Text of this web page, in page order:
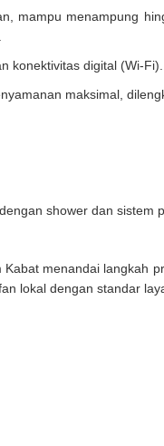
mampu menampung
konektivitas digital (Wi-Fi).
maksimal,
shower dan sistem
menandai langkah
lokal dengan standar